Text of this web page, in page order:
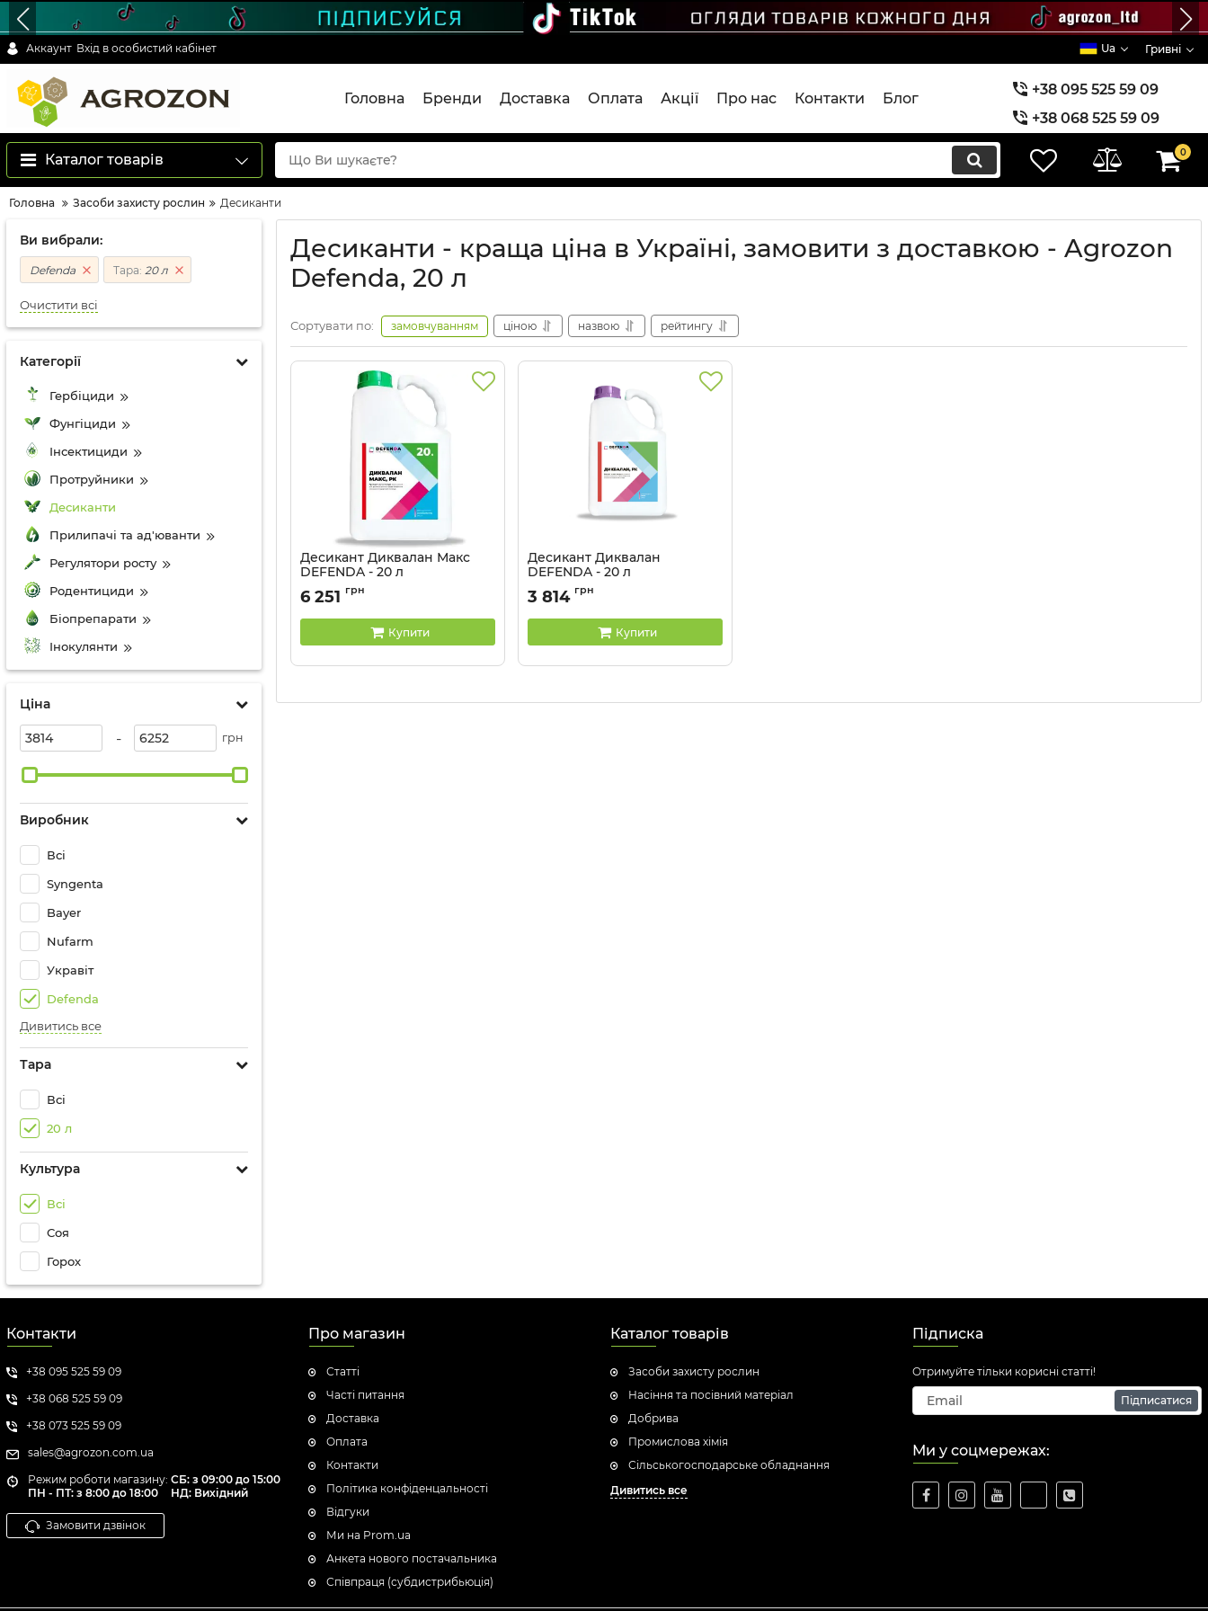
Аккаунт Вхід в особистий кабінет Ua Гривні
Головна Бренди Доставка Оплата Акції Про нас Контакти Блог
+38 095 525 59 09
+38 068 525 59 09
+38 073 525 59 09
Каталог товарів 0
Головна Засоби захисту рослин Десиканти
Ви вибрали:
Defenda Тара: 20 л
Очистити всі
Категорії
Гербіциди
Фунгіциди
Інсектициди
Протруйники
Десиканти
Прилипачі та ад'юванти
Регулятори росту
Родентициди
Біопрепарати
Інокулянти
Ціна
- грн
Виробник
Всі
Syngenta
Bayer
Nufarm
Укравіт
Defenda
Дивитись все
Тара
Всі
20 л
Культура
Всі
Соя
Горох
Десиканти - краща ціна в Україні, замовити з доставкою - Agrozon
Defenda, 20 л
Сортувати по: замовчуванням ціною назвою рейтингу
Десикант Диквалан Макс
DEFENDA - 20 л
Артикул: 1501202
6 251 грн
Купити
Десикант Диквалан
DEFENDA - 20 л
Артикул: 1501201
3 814 грн
Купити
Контакти
+38 095 525 59 09
+38 068 525 59 09
+38 073 525 59 09
sales@agrozon.com.ua
Режим роботи магазину:
ПН - ПТ: з 8:00 до 18:00
СБ: з 09:00 до 15:00
НД: Вихідний
Замовити дзвінок
Про магазин
Статті
Часті питання
Доставка
Оплата
Контакти
Політика конфіденцальності
Відгуки
Ми на Prom.ua
Анкета нового постачальника
Співпраця (субдистрибьюція)
Каталог товарів
Засоби захисту рослин
Насіння та посівний матеріал
Добрива
Промислова хімія
Сільськогосподарське обладнання
Дивитись все
Підписка
Отримуйте тільки корисні статті!
Підписатися
Ми у соцмережах: